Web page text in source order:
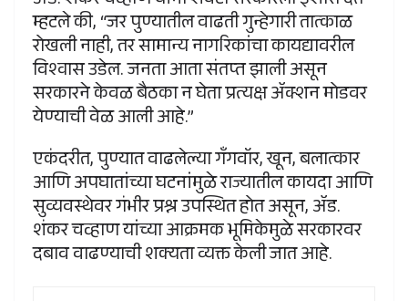
म्हटले की, “जर पुण्यातील वाढती गुन्हेगारी तात्काळ
रोखली नाही, तर सामान्य नागरिकांचा कायद्यावरील
विश्वास उडेल. जनता आता संतप्त झाली असून
सरकारने केवळ बैठका न घेता प्रत्यक्ष ॲक्शन मोडवर
येण्याची वेळ आली आहे.”
एकंदरीत, पुण्यात वाढलेल्या गॅंगवॉर, खून, बलात्कार
आणि अपघातांच्या घटनांमुळे राज्यातील कायदा आणि
सुव्यवस्थेवर गंभीर प्रश्न उपस्थित होत असून, ॲड.
शंकर चव्हाण यांच्या आक्रमक भूमिकेमुळे सरकारवर
दबाव वाढण्याची शक्यता व्यक्त केली जात आहे.